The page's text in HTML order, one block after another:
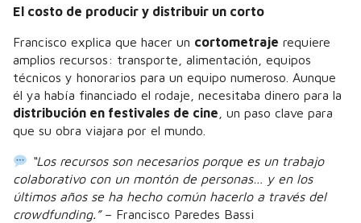
El costo de producir y distribuir un corto
Francisco explica que hacer un cortometraje requiere
amplios recursos: transporte, alimentación, equipos
técnicos y honorarios para un equipo numeroso. Aunque
él ya había financiado el rodaje, necesitaba dinero para la
distribución en festivales de cine , un paso clave para
que su obra viajara por el mundo.
“Los recursos son necesarios porque es un trabajo
colaborativo con un montón de personas… y en los
últimos años se ha hecho común hacerlo a través del
crowdfunding.”– Francisco Paredes Bassi